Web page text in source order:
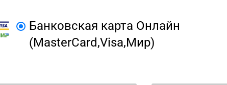
Банковская карта Онлайн
(MasterCard,Visa,Мир)